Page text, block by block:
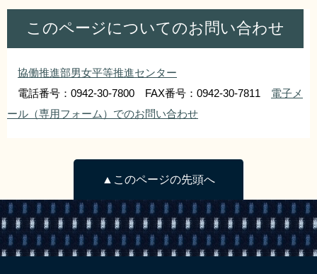
このページについてのお問い合わせ
協働推進部男女平等推進センター
電話番号：0942-30-7800 FAX番号：0942-30-7811 電子メ
ール（専用フォーム）でのお問い合わせ
▲このページの先頭へ